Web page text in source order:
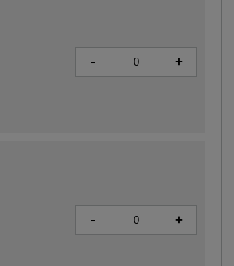
- +
- +